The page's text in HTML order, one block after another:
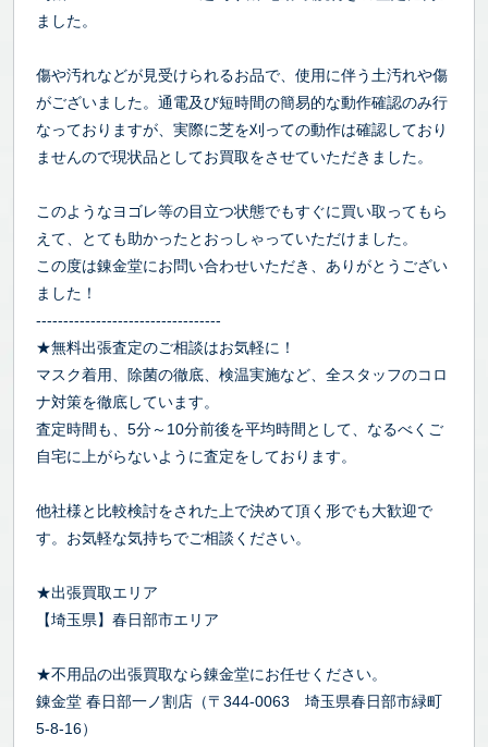
ました。
傷や汚れなどが見受けられるお品で、使用に伴う土汚れや傷
がございました。通電及び短時間の簡易的な動作確認のみ行
なっておりますが、実際に芝を刈っての動作は確認しており
ませんので現状品としてお買取をさせていただきました。
このようなヨゴレ等の目立つ状態でもすぐに買い取ってもら
えて、とても助かったとおっしゃっていただけました。
この度は錬金堂にお問い合わせいただき、ありがとうござい
ました！
----------------------------------
★無料出張査定のご相談はお気軽に！
マスク着用、除菌の徹底、検温実施など、全スタッフのコロ
ナ対策を徹底しています。
査定時間も、5分～10分前後を平均時間として、なるべくご
自宅に上がらないように査定をしております。
他社様と比較検討をされた上で決めて頂く形でも大歓迎で
す。お気軽な気持ちでご相談ください。
★出張買取エリア
【埼玉県】春日部市エリア
★不用品の出張買取なら錬金堂にお任せください。
錬金堂 春日部一ノ割店（〒344-0063 埼玉県春日部市緑町
5-8-16）